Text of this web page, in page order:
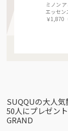
ミノン
エッセン
￥1,870
SUQQUの大人気
50人にプレゼン
GRAND